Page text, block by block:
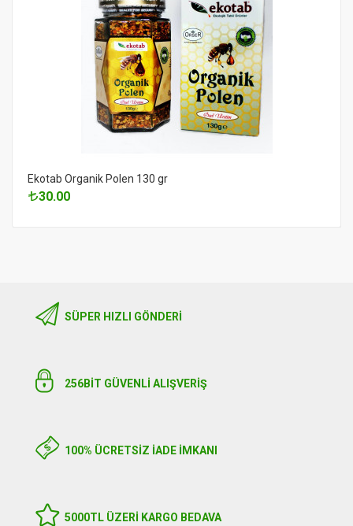
Ekotab Organik Polen 130 gr
30.00
SÜPER HIZLI GÖNDERI
256BIT GÜVENLİ ALIŞVERİŞ
100% ÜCRETSİZ İADE İMKANI
5000TL ÜZERI KARGO BEDAVA